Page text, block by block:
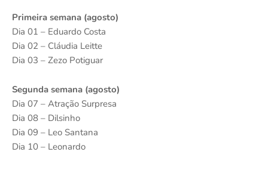
Primeira semana (agosto)
Dia 01 – Eduardo Costa
Dia 02 – Cláudia Leitte
Dia 03 – Zezo Potiguar
Segunda semana (agosto)
Dia 07 – Atração Surpresa
Dia 08 – Dilsinho
Dia 09 – Leo Santana
Dia 10 – Leonardo